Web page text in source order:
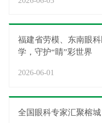
福建省劳模、东南眼
学，守护“睛”彩世界
2026-06-01
全国眼科专家汇聚榕